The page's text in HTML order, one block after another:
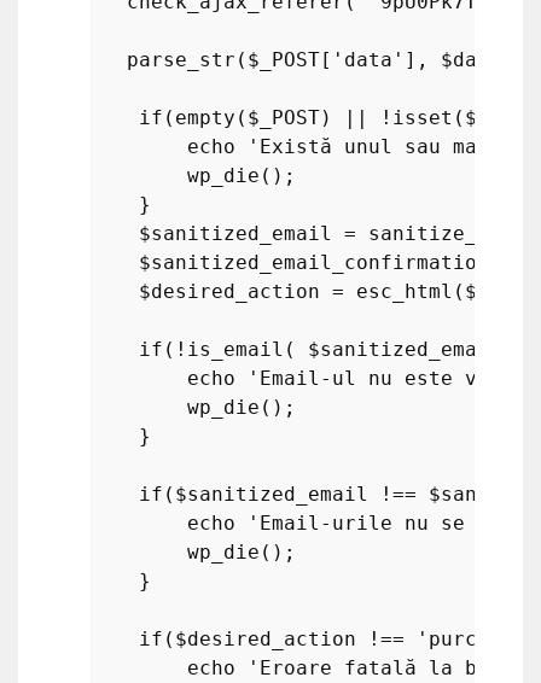
parse_str ( $_POST[ 'data' ], $data
if ( empty ( $_POST) || ! isset ( $data
echo
'Există unul sau mai
wp_die ();
    }
$sanitized_email
= sanitize_email
$sanitized_email_confirmation
$desired_action = esc_html ( $data
if (! is_email ( $sanitized_email
echo
'Email-ul nu este valid'
wp_die ();
    }
if ( $sanitized_email !==
echo
'Email-urile nu se
wp_die ();
    }
if ( $desired_action !== 'purchase'
echo
'Eroare fatală la